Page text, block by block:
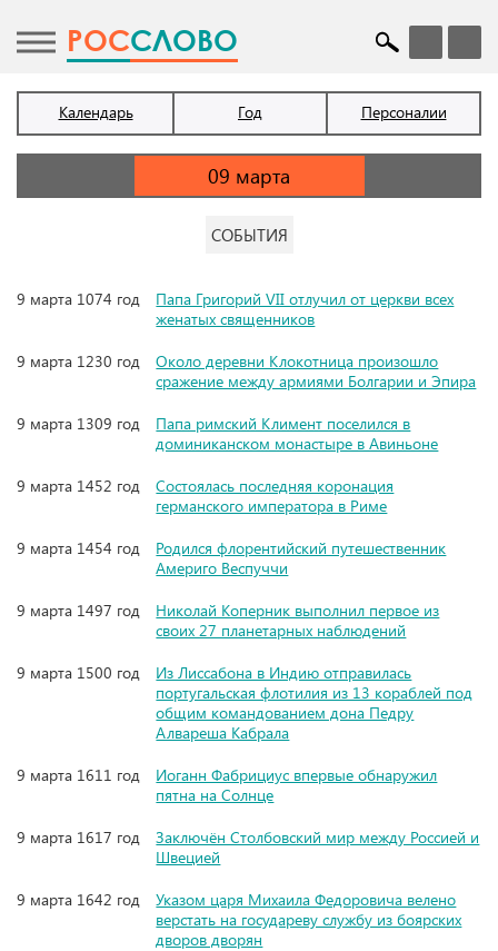
POCСЛОВО
Календарь Год Персоналии
СОБЫТИЯ
9 марта 1074 год
Папа Григорий VII отлучил от церкви всех
женатых священников
9 марта 1230 год
Около деревни Клокотница произошло
сражение между армиями Болгарии и Эпира
9 марта 1309 год
Папа римский Климент поселился в
доминиканском монастыре в Авиньоне
9 марта 1452 год
Состоялась последняя коронация
германского императора в Риме
9 марта 1454 год
Родился флорентийский путешественник
Америго Веспуччи
9 марта 1497 год
Николай Коперник выполнил первое из
своих 27 планетарных наблюдений
9 марта 1500 год
Из Лиссабона в Индию отправилась
португальская флотилия из 13 кораблей под
общим командованием дона Педру
Алвареша Кабрала
9 марта 1611 год
Иоганн Фабрициус впервые обнаружил
пятна на Солнце
9 марта 1617 год
Заключён Столбовский мир между Россией и
Швецией
9 марта 1642 год
Указом царя Михаила Федоровича велено
верстать на государеву службу из боярских
дворов дворян